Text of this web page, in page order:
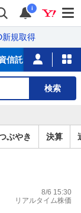
i
新規取得
信託 ニュース
検索
ぶやき 決算
8/6 15:30
リアルタイム株価